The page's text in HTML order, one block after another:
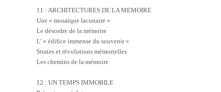
11 : ARCHITECTURES DE LA MEMOIRE
Une « mosaïque lacunaire »
Le désordre de la mémoire
L’ « édifice immense du souvenir »
Strates et révolutions mémorielles
Les chemins de la mémoire
12 : UN TEMPS IMMOBILE